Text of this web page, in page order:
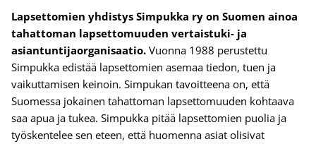
Lapsettomien yhdistys Simpukka ry on Suomen ainoa
tahattoman lapsettomuuden vertaistuki- ja
asiantuntijaorganisaatio. Vuonna 1988 perustettu
Simpukka edistää lapsettomien asemaa tiedon, tuen ja
vaikuttamisen keinoin. Simpukan tavoitteena on, että
Suomessa jokainen tahattoman lapsettomuuden kohtaava
saa apua ja tukea. Simpukka pitää lapsettomien puolia ja
työskentelee sen eteen, että huomenna asiat olisivat